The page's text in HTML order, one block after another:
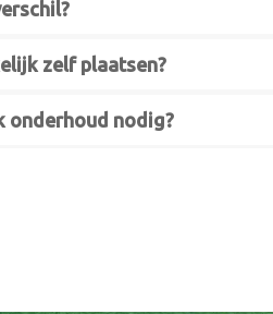
zelf plaatsen?
onderhoud nodig?